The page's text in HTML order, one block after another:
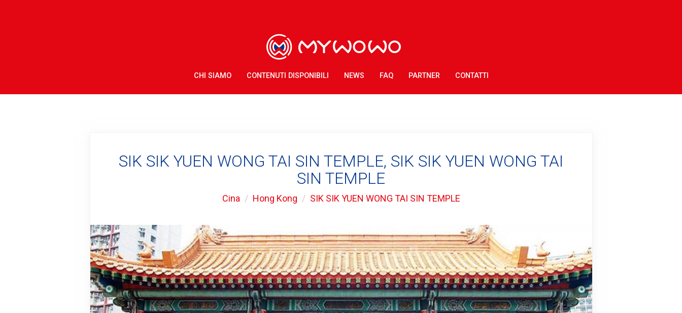
CHI SIAMO CONTENUTI DISPONIBILI NEWS FAQ PARTNER CONTATTI
SIK SIK YUEN WONG TAI SIN TEMPLE, SIK SIK YUEN WONG TAI
SIN TEMPLE
Cina Hong Kong SIK SIK YUEN WONG TAI SIN TEMPLE